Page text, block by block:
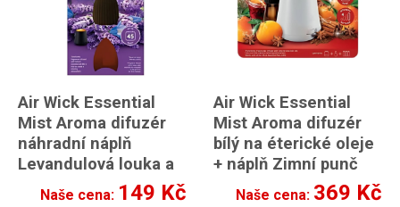
Air Wick Essential
Mist Aroma difuzér
náhradní náplň
Levandulová louka a
modré kvítky 20ml
Naše cena: 149 Kč
Air Wick Essential
Mist Aroma difuzér
bílý na éterické oleje
+ náplň Zimní punč
20ml
Naše cena: 369 Kč